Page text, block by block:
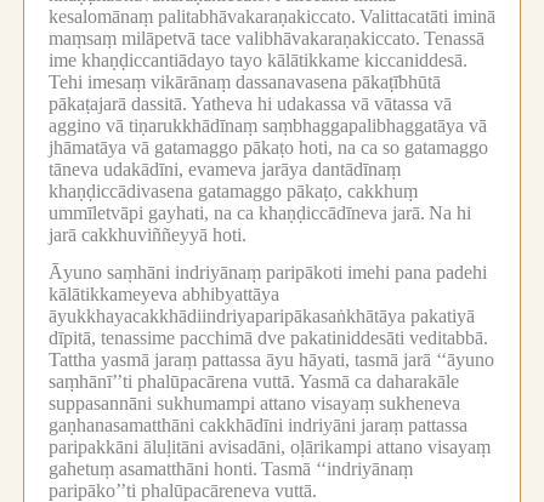
kesalomānaṃ palitabhāvakaraṇakiccato. Valittacatāti iminā
maṃsaṃ milāpetvā tace valibhāvakaraṇakiccato. Tenassā
ime khaṇḍiccantiādayo tayo kālātikkame kiccaniddesā.
Tehi imesaṃ vikārānaṃ dassanavasena pākaṭībhūtā
pākaṭajarā dassitā. Yatheva hi udakassa vā vātassa vā
aggino vā tiṇarukkhādīnaṃ saṃbhaggapalibhaggatāya vā
jhāmatāya vā gatamaggo pākaṭo hoti, na ca so gatamaggo
tāneva udakādīni, evameva jarāya dantādīnaṃ
khaṇḍiccādivasena gatamaggo pākaṭo, cakkhuṃ
ummīletvāpi gayhati, na ca khaṇḍiccādīneva jarā. Na hi
jarā cakkhuviññeyyā hoti.
Āyuno saṃhāni indriyānaṃ paripākoti imehi pana padehi
kālātikkameyeva abhibyattāya
āyukkhayacakkhādiindriyaparipākasaṅkhātāya pakatiyā
dīpitā, tenassime pacchimā dve pakatiniddesāti veditabbā.
Tattha yasmā jaraṃ pattassa āyu hāyati, tasmā jarā ‘‘āyuno
saṃhānī’’ti phalūpacārena vuttā. Yasmā ca daharakāle
suppasannāni sukhumampi attano visayaṃ sukheneva
gaṇhanasamatthāni cakkhādīni indriyāni jaraṃ pattassa
paripakkāni āluḷitāni avisadāni, oḷārikampi attano visayaṃ
gahetuṃ asamatthāni honti. Tasmā ‘‘indriyānaṃ
paripāko’’ti phalūpacāreneva vuttā.